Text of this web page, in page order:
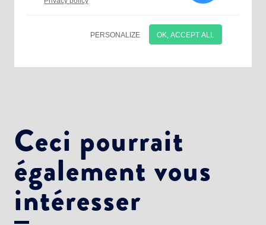
Ceci pourrait
également vous
intéresser